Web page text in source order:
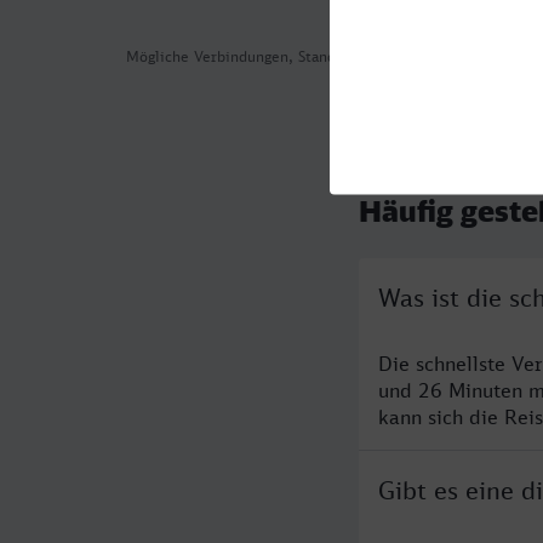
Mögliche Verbindungen, Stand: 2026-08-09 01:55
Häufig
Was ist die
Die schnellste
und 26 Minuten
kann sich die
Gibt es eine